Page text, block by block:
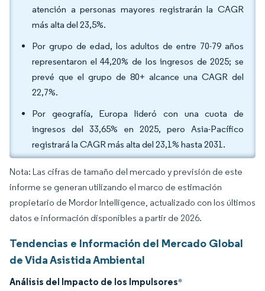
atención a personas mayores registrarán la CAGR
más alta del 23,5%.
Por grupo de edad, los adultos de entre 70-79 años
representaron el 44,20% de los ingresos de 2025; se
prevé que el grupo de 80+ alcance una CAGR del
22,7%.
Por geografía, Europa lideró con una cuota de
ingresos del 33,65% en 2025, pero Asia-Pacífico
registrará la CAGR más alta del 23,1% hasta 2031.
Nota: Las cifras de tamaño del mercado y previsión de este
informe se generan utilizando el marco de estimación
propietario de Mordor Intelligence, actualizado con los últimos
datos e información disponibles a partir de 2026.
Tendencias e Información del Mercado Global
de Vida Asistida Ambiental
Análisis del Impacto de los Impulsores*